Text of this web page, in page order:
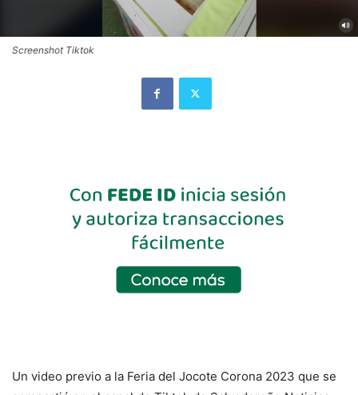
Screenshot Tiktok
Un video previo a la Feria del Jocote Corona 2023 que se